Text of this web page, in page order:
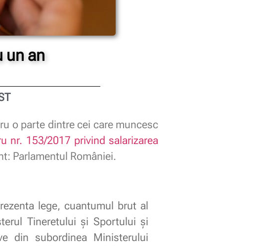
un an
o parte dintre cei care muncesc
nr. 153/2017 privind salarizarea
Parlamentul României.
lege, cuantumul brut al
Tineretului şi Sportului şi
din subordinea Ministerului